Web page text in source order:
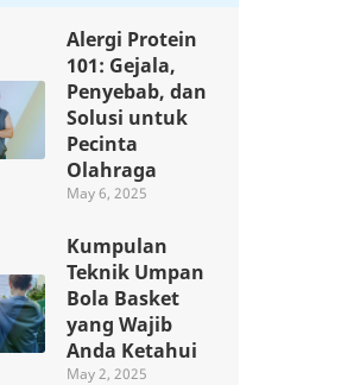
Alergi Protein
101: Gejala,
Penyebab, dan
Solusi untuk
Pecinta
Olahraga
May 6, 2025
Kumpulan
Teknik Umpan
Bola Basket
yang Wajib
Anda Ketahui
May 2, 2025